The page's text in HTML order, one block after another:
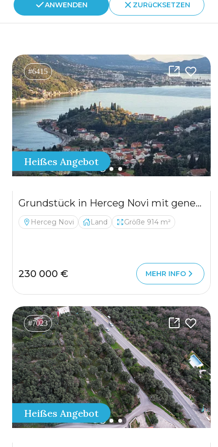
ANWENDEN ZURüCKSETZEN
#6415
Heißes Angebot
Grundstück in Herceg Novi mit genehmigtem Projekt
Herceg Novi Land Größe 914 m²
230 000 € MEHR INFO
#7023
Heißes Angebot